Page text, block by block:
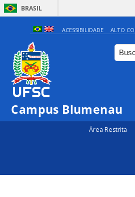
BRASIL
ACESSIBILIDADE ALTO
Campus Blumenau
Área Restrita